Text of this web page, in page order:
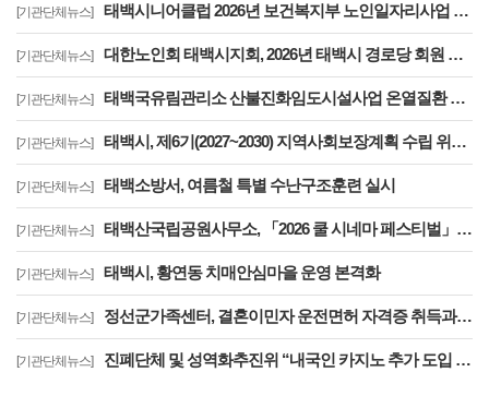
[기관단체뉴스] 태백시니어클럽 2026년 보건복지부 노인일자리사업 평가 7년 연속 우수기관 선정
[기관단체뉴스] 대한노인회 태백시지회, 2026년 태백시 경로당 회원 연찬회 개최
[기관단체뉴스] 태백국유림관리소 산불진화임도시설사업 온열질환 예방을 위한 현장점검 강화
[기관단체뉴스] 태백시, 제6기(2027~2030) 지역사회보장계획 수립 위한 첫 TF회의
[기관단체뉴스] 태백소방서, 여름철 특별 수난구조훈련 실시
[기관단체뉴스] 태백산국립공원사무소, 「2026 쿨 시네마 페스티벌」 참가 탄소중립 홍보부스 운영
[기관단체뉴스] 태백시, 황연동 치매안심마을 운영 본격화
[기관단체뉴스] 정선군가족센터, 결혼이민자 운전면허 자격증 취득과정 운영 ‘참여자 전원 면허 취득’
[기관단체뉴스] 진폐단체 및 성역화추진위 “내국인 카지노 추가 도입 논의 이제는 완전히 중단하라!”